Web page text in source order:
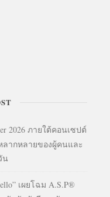
2026 ภายใต้คอนเซปต์
ลากหลายของผู้คนและ
น
เผยโฉม A.S.P®